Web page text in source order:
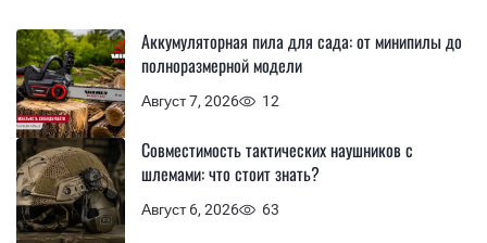
Август 7, 2026 12
Аккумуляторная пила для сада: от минипилы до
полноразмерной модели
Август 6, 2026 63
Совместимость тактических наушников с
шлемами: что стоит знать?